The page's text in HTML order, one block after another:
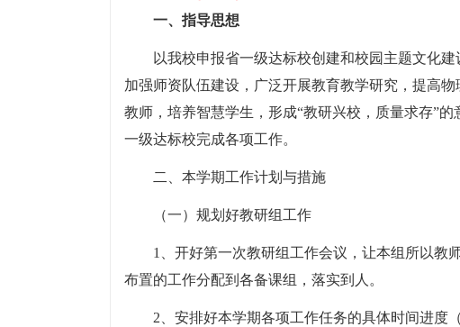
一、指导思想
以我校申报省一级达标校创建和校园主题文化
加强师资队伍建设，广泛开展教育教学研究，提高
教师，培养智慧学生，形成“教研兴校，质量求存”
一级达标校完成各项工作。
二、本学期工作计划与措施
（一）规划好教研组工作
1、开好第一次教研组工作会议，让本组所以教
布置的工作分配到各备课组，落实到人。
2、安排好本学期各项工作任务的具体时间进度